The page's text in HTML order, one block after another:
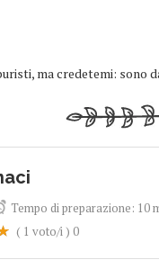
ma credetemi: sono
Tempo di preparazione: 10
( 1 voto/i ) 0